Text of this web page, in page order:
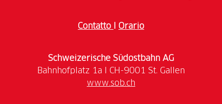
Contatto Orario
Schweizerische Südostbahn AG
www.sob.ch